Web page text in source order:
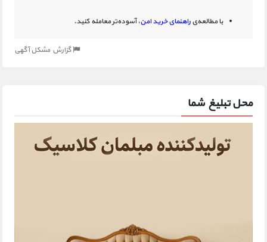
با مطالعه‌یراهنمای خرید امن، آسوده‌تر معامله کنید.
گزارش مشکل آگهی
محل تبلیغ شما